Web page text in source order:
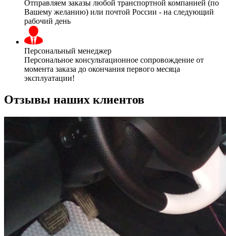
Отправляем заказы любой транспортной компанией (по
Вашему желанию) или почтой России - на следующий
рабочий день
Персональный менеджер
Персональное консультационное сопровождение от
момента заказа до окончания первого месяца
эксплуатации!
Отзывы наших клиентов